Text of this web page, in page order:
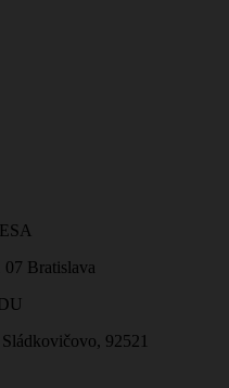
07 Bratislava
92521